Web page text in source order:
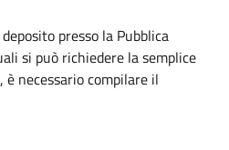
presso la Pubblica
si può richiedere la semplice
necessario compilare il